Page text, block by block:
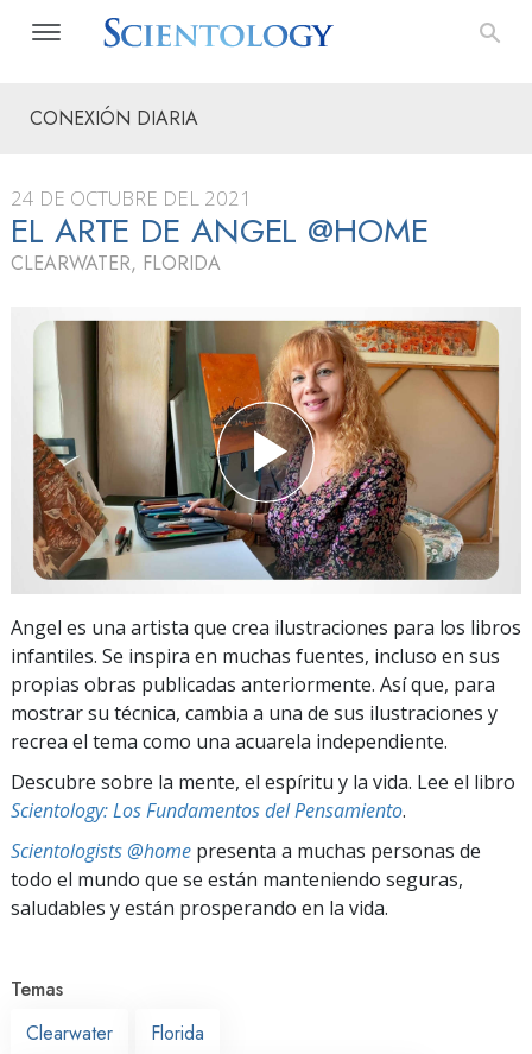
CONEXIÓN DIARIA
24 DE OCTUBRE DEL 2021
EL ARTE DE ANGEL @HOME
CLEARWATER, FLORIDA
Angel es una artista que crea ilustraciones para los libros
infantiles. Se inspira en muchas fuentes, incluso en sus
propias obras publicadas anteriormente. Así que, para
mostrar su técnica, cambia a una de sus ilustraciones y
recrea el tema como una acuarela independiente.
Descubre sobre la mente, el espíritu y la vida. Lee el libro
Scientology: Los Fundamentos del Pensamiento.
Scientologists @home presenta a muchas personas de
todo el mundo que se están manteniendo seguras,
saludables y están prosperando en la vida.
Temas
Clearwater
Florida